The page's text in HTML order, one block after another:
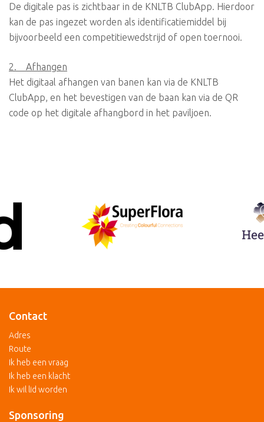
De digitale pas is zichtbaar in de KNLTB ClubApp. Hierdoor
kan de pas ingezet worden als identificatiemiddel bij
bijvoorbeeld een competitiewedstrijd of open toernooi.
2. Afhangen
Het digitaal afhangen van banen kan via de KNLTB
ClubApp, en het bevestigen van de baan kan via de QR
code op het digitale afhangbord in het paviljoen.
Contact
Adres
Route
Ik heb een vraag
Ik heb een klacht
Ik wil lid worden
Sponsoring